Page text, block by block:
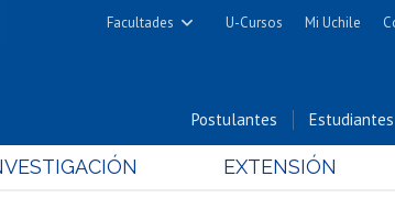
Facultades
Cs. Físicas y Matemáticas
Cs. Químicas y Farmacéuticas
U-Cursos Mi Uchile
Postulantes Estudiantes
EXTENSIÓN